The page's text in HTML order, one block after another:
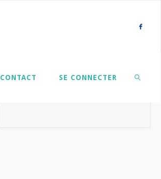
CONTACT SE CONNECTER